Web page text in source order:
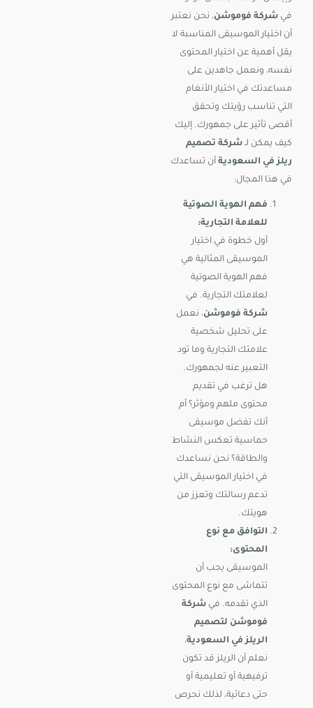
في شركة فوموشن، نحن نعتبر
أن اختيار الموسيقى المناسبة لا
يقل أهمية عن اختيار المحتوى
نفسه، ونعمل جاهدين على
مساعدتك في اختيار الأنغام
التي تناسب رؤيتك وتحقق
أقصى تأثير على جمهورك. إليك
كيف يمكن لـ شركة تصميم
ريلز في السعودية أن تساعدك
في هذا المجال:
فهم الهوية الصوتية
للعلامة التجارية:
أول خطوة في اختيار
الموسيقى المثالية هي
فهم الهوية الصوتية
لعلامتك التجارية. في
شركة فوموشن، نعمل
على تحليل شخصية
علامتك التجارية وما تود
التعبير عنه لجمهورك.
هل ترغب في تقديم
محتوى ملهم ومؤثر؟ أم
أنك تفضل موسيقى
حماسية تعكس النشاط
والطاقة؟ نحن نساعدك
في اختيار الموسيقى التي
تدعم رسالتك وتعزز من
هويتك.
التوافق مع نوع
المحتوى:
الموسيقى يجب أن
تتماشى مع نوع المحتوى
الذي تقدمه. في شركة
فوموشن لتصميم
الريلز في السعودية،
نعلم أن الريلز قد تكون
ترفيهية أو تعليمية أو
حتى دعائية، لذلك نحرص